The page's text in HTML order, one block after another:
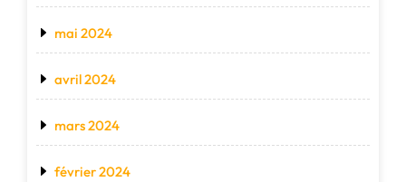
mai 2024
avril 2024
mars 2024
février 2024